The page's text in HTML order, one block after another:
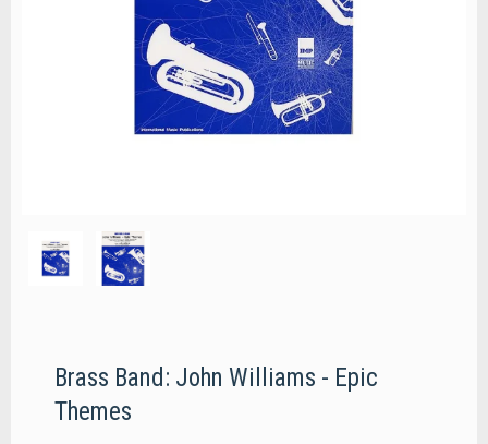
Brass Band: John Williams - Epic
Themes